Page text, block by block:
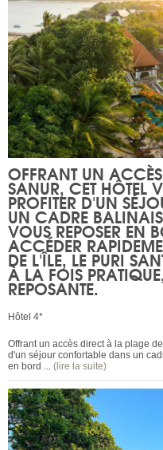
OFFRANT UN
SANUR, CET HÔTEL
PROFITER D'UN
UN CADRE
VOUS REPOSER EN
ACCÉDER
DE L'ÎLE, LEPURI
À LA FOIS
REPOSANTE.
Hôtel 4*
Offrant un accès direct à la plage
d'un séjour confortable dans un
en bord ... (lire la suite)